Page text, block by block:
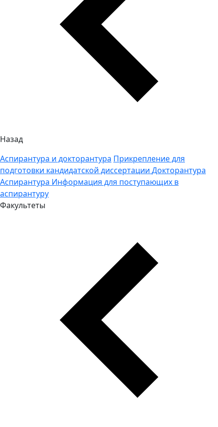
Назад
Аспирантура и докторантура Прикрепление для
подготовки кандидатской диссертации Докторантура
Аспирантура Информация для поступающих в
аспирантуру
Факультеты